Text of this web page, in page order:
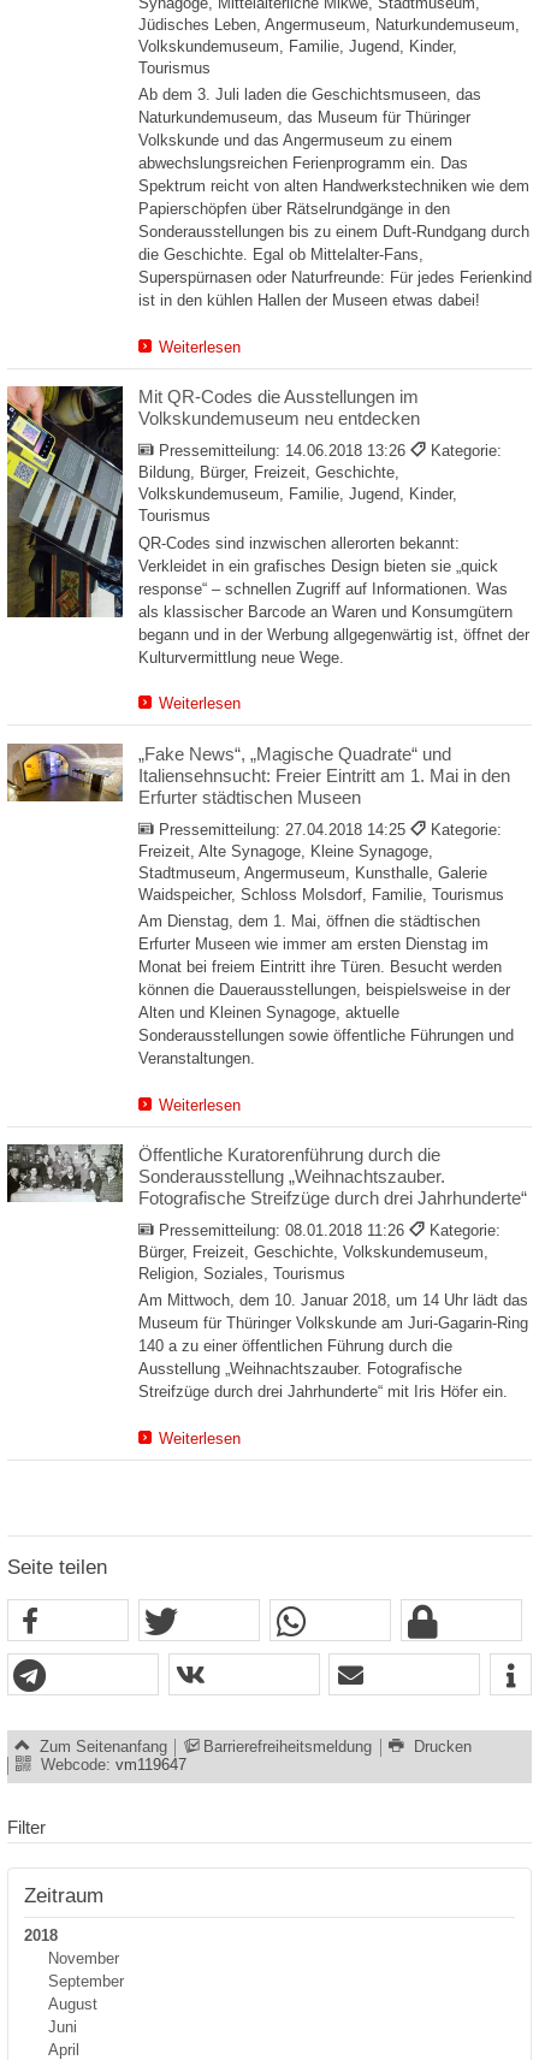
Synagoge, Mittelalterliche Mikwe, Stadtmuseum,
Jüdisches Leben, Angermuseum, Naturkundemuseum,
Volkskundemuseum, Familie, Jugend, Kinder,
Tourismus
Ab dem 3. Juli laden die Geschichtsmuseen, das
Naturkundemuseum, das Museum für Thüringer
Volkskunde und das Angermuseum zu einem
abwechslungsreichen Ferienprogramm ein. Das
Spektrum reicht von alten Handwerkstechniken wie dem
Papierschöpfen über Rätselrundgänge in den
Sonderausstellungen bis zu einem Duft-Rundgang durch
die Geschichte. Egal ob Mittelalter-Fans,
Superspürnasen oder Naturfreunde: Für jedes Ferienkind
ist in den kühlen Hallen der Museen etwas dabei!
Weiterlesen
Mit QR-Codes die Ausstellungen im
Volkskundemuseum neu entdecken
Pressemitteilung: 14.06.2018 13:26
Kategorie:
Bildung, Bürger, Freizeit, Geschichte,
Volkskundemuseum, Familie, Jugend, Kinder,
Tourismus
QR-Codes sind inzwischen allerorten bekannt:
Verkleidet in ein grafisches Design bieten sie „quick
response“ – schnellen Zugriff auf Informationen. Was
als klassischer Barcode an Waren und Konsumgütern
begann und in der Werbung allgegenwärtig ist, öffnet der
Kulturvermittlung neue Wege.
Weiterlesen
„Fake News“, „Magische Quadrate“ und
Italiensehnsucht: Freier Eintritt am 1. Mai in den
Erfurter städtischen Museen
Pressemitteilung: 27.04.2018 14:25
Kategorie:
Freizeit, Alte Synagoge, Kleine Synagoge,
Stadtmuseum, Angermuseum, Kunsthalle, Galerie
Waidspeicher, Schloss Molsdorf, Familie, Tourismus
Am Dienstag, dem 1. Mai, öffnen die städtischen
Erfurter Museen wie immer am ersten Dienstag im
Monat bei freiem Eintritt ihre Türen. Besucht werden
können die Dauerausstellungen, beispielsweise in der
Alten und Kleinen Synagoge, aktuelle
Sonderausstellungen sowie öffentliche Führungen und
Veranstaltungen.
Weiterlesen
Öffentliche Kuratorenführung durch die
Sonderausstellung „Weihnachtszauber.
Fotografische Streifzüge durch drei Jahrhunderte“
Pressemitteilung: 08.01.2018 11:26
Kategorie:
Bürger, Freizeit, Geschichte, Volkskundemuseum,
Religion, Soziales, Tourismus
Am Mittwoch, dem 10. Januar 2018, um 14 Uhr lädt das
Museum für Thüringer Volkskunde am Juri-Gagarin-Ring
140 a zu einer öffentlichen Führung durch die
Ausstellung „Weihnachtszauber. Fotografische
Streifzüge durch drei Jahrhunderte“ mit Iris Höfer ein.
Weiterlesen
Seite teilen
Zum Seitenanfang Barrierefreiheitsmeldung
Drucken
Webcode: vm119647
Filter
Zeitraum
2018
November
September
August
Juni
April